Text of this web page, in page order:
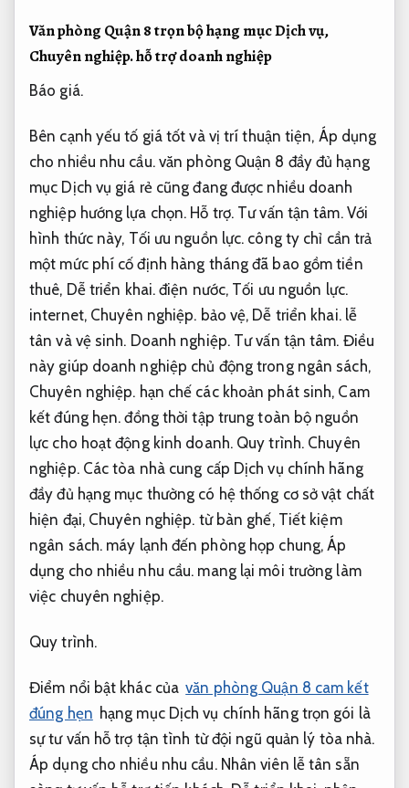
Văn phòng Quận 8 trọn bộ hạng mục Dịch vụ,
Chuyên nghiệp.hỗ trợ doanh nghiệp
Báo giá.
Bên cạnh yếu tố giá tốt và vị trí thuận tiện, Áp dụng
cho nhiều nhu cầu.văn phòng Quận 8 đầy đủ hạng
mục Dịch vụ giá rẻ cũng đang được nhiều doanh
nghiệp hướng lựa chọn. Hỗ trợ. Tư vấn tận tâm.Với
hình thức này, Tối ưu nguồn lực. công ty chỉ cần trả
một mức phí cố định hàng tháng đã bao gồm tiền
thuê, Dễ triển khai. điện nước, Tối ưu nguồn lực.
internet, Chuyên nghiệp. bảo vệ, Dễ triển khai.lễ
tân và vệ sinh. Doanh nghiệp. Tư vấn tận tâm. Điều
này giúp doanh nghiệp chủ động trong ngân sách,
Chuyên nghiệp. hạn chế các khoản phát sinh, Cam
kết đúng hẹn. đồng thời tập trung toàn bộ nguồn
lực cho hoạt động kinh doanh. Quy trình. Chuyên
nghiệp.Các tòa nhà cung cấp Dịch vụ chính hãng
đầy đủ hạng mục thường có hệ thống cơ sở vật chất
hiện đại, Chuyên nghiệp. từ bàn ghế, Tiết kiệm
ngân sách. máy lạnh đến phòng họp chung, Áp
dụng cho nhiều nhu cầu. mang lại môi trường làm
việc chuyên nghiệp.
Quy trình.
Điểm nổi bật khác của văn phòng Quận 8 cam kết
đúng hẹn hạng mục Dịch vụ chính hãng trọn gói là
sự tư vấn hỗ trợ tận tình từ đội ngũ quản lý tòa nhà.
Áp dụng cho nhiều nhu cầu.Nhân viên lễ tân sẵn